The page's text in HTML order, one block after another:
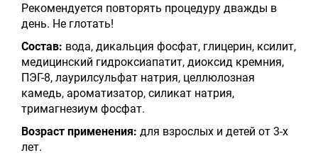
Рекомендуется повторять процедуру дважды в
день. Не глотать!
Состав: вода, дикальция фосфат, глицерин, ксилит,
медицинский гидроксиапатит, диоксид кремния,
ПЭГ-8, лаурилсульфат натрия, целлюлозная
камедь, ароматизатор, силикат натрия,
тримагнезиум фосфат.
Возраст применения: для взрослых и детей от 3-х
лет.